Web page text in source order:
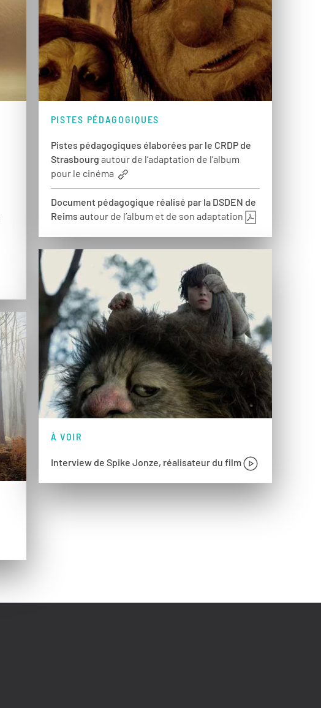
PISTES PÉDAGOGIQUES
Pistes pédagogiques élaborées par le CRDP de
Strasbourg autour de l’adaptation de l’album
pour le cinéma
Document pédagogique réalisé par la DSDEN de
Reims autour de l’album et de son adaptation
À VOIR
Interview de Spike Jonze, réalisateur du film